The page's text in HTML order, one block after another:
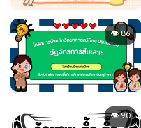
👁 86
👁 90